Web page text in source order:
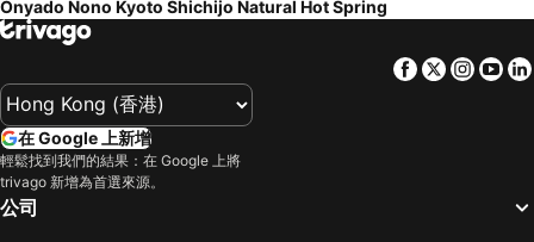
Onyado Nono Kyoto Shichijo Natural Hot Spring
Facebook
Twitter
在 Google 上新增
輕鬆找到我們的結果：在 Google 上將
trivago 新增為首選來源。
公司